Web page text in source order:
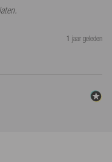
1 jaar geleden